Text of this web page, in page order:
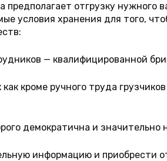
отгрузку нужного
условия хранения для того,
— квалифицированной
кроме ручного труда
демократична и
информацию и приобрести